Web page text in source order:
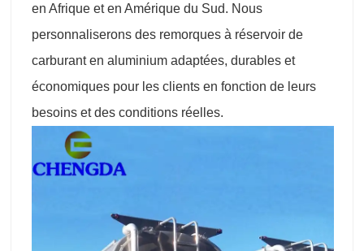
en Afrique et en Amérique du Sud. Nous
personnaliserons des remorques à réservoir de
carburant en aluminium adaptées, durables et
économiques pour les clients en fonction de leurs
besoins et des conditions réelles.